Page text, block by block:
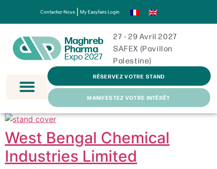
Contactez-Nous My Easyfairs Login
27 - 29 Avril 2027
SAFEX (Pavillon
Palestine)
RÉSERVEZ VOTRE STAND
MANIFESTEZ VOTRE INTÉRÊT
West Bengal Chemical
Industries Limited